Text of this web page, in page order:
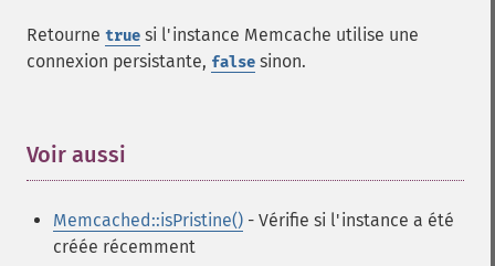
Retourne true si l'instance Memcache utilise une
connexion persistante, false sinon.
Voir aussi
Memcached::isPristine() - Vérifie si l'instance a été
créée récemment